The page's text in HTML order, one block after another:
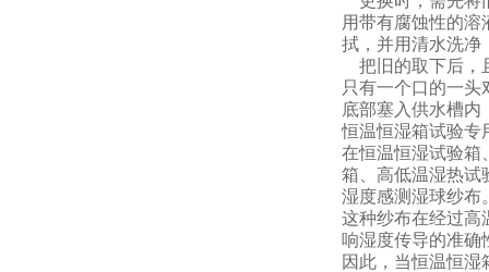
用带有腐蚀性的
拭，并用清水洗净
把旧的取下后，
只有一个口的一
底部塞入供水槽内
恒温恒湿箱试验专
在恒温恒湿试验箱
箱、高低温湿热试
湿度感测湿球纱布
这种纱布在经过高
响湿度传导的准确
因此，当恒温恒